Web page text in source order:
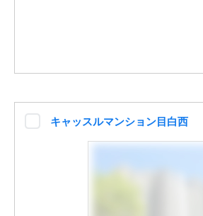
キャッスルマンション目白西